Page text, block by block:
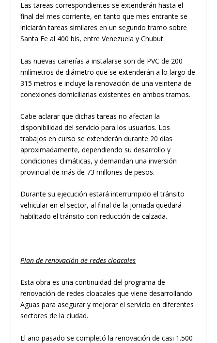
Las tareas correspondientes se extenderán hasta el
final del mes corriente, en tanto que mes entrante se
iniciarán tareas similares en un segundo tramo sobre
Santa Fe al 400 bis, entre Venezuela y Chubut.
Las nuevas cañerías a instalarse son de PVC de 200
milímetros de diámetro que se extenderán a lo largo de
315 metros e incluye la renovación de una veintena de
conexiones domiciliarias existentes en ambos tramos.
Cabe aclarar que dichas tareas no afectan la
disponibilidad del servicio para los usuarios. Los
trabajos en curso se extenderán durante 20 días
aproximadamente, dependiendo su desarrollo y
condiciones climáticas, y demandan una inversión
provincial de más de 73 millones de pesos.
Durante su ejecución estará interrumpido el tránsito
vehicular en el sector,al final de la jornada quedará
habilitado el tránsito con reducción de calzada.
Plan de renovación de redes cloacales
Esta obra es una continuidad del programa de
renovación de redes cloacales que viene desarrollando
Aguas para asegurar y mejorar el servicio en diferentes
sectores de la ciudad.
El año pasado se completó la renovación de casi 1.500